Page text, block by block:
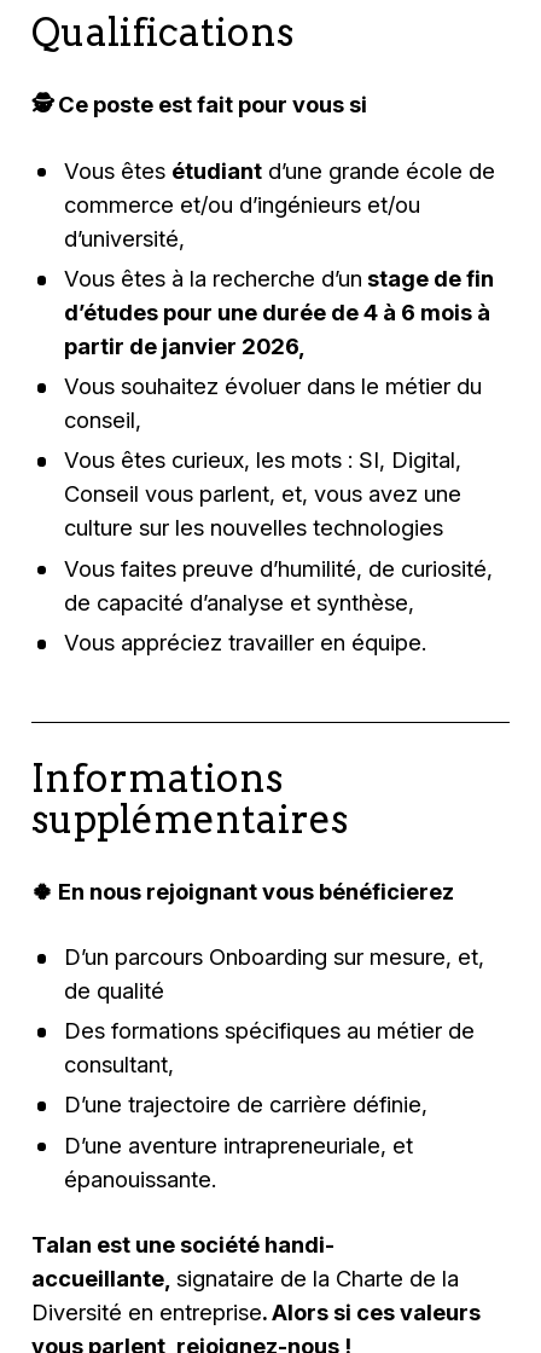
Qualifications
🕵️‍ Ce poste est fait pour vous si
Vous êtes étudiantd’une grande école de
commerce et/ou d’ingénieurs et/ou
d’université,
Vous êtes à la recherche d’un stage de fin
d’études pour une durée de 4 à 6 mois à
partir de janvier 2026,
Vous souhaitez évoluer dans le métier du
conseil,
Vous êtes curieux, les mots : SI, Digital,
Conseil vous parlent, et, vous avez une
culture sur les nouvelles technologies
Vous faites preuve d’humilité, de curiosité,
de capacité d’analyse et synthèse,
Vous appréciez travailler en équipe.
Informations
supplémentaires
🍀 En nous rejoignant vous bénéficierez
D’un parcours Onboarding sur mesure, et,
de qualité
Des formations spécifiques au métier de
consultant,
D’une trajectoire de carrière définie,
D’une aventure intrapreneuriale, et
épanouissante.
Talan est une société handi-
accueillante,signataire de la Charte de la
Diversité en entreprise. Alors si ces valeurs
vous parlent, rejoignez-nous !